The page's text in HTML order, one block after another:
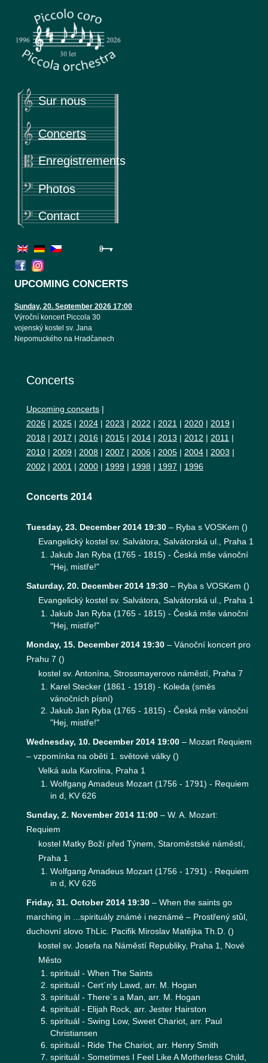
Piccola
Piccolo coro & Piccola orchestra
Sur nous
Concerts
Enregistrements
Photos
Contact
UPCOMING CONCERTS
Sunday, 20. September 2026 17:00
Výroční koncert Piccola 30
vojenský kostel sv. Jana
Nepomuckého na Hradčanech
Concerts
Upcoming concerts |
2026 | 2025 | 2024 | 2023 | 2022 | 2021 | 2020 | 2019 |
2018 | 2017 | 2016 | 2015 | 2014 | 2013 | 2012 | 2011 |
2010 | 2009 | 2008 | 2007 | 2006 | 2005 | 2004 | 2003 |
2002 | 2001 | 2000 | 1999 | 1998 | 1997 | 1996
Concerts 2014
Tuesday, 23. December 2014 19:30 – Ryba s VOSKem ()
Evangelický kostel sv. Salvátora, Salvátorská ul., Praha 1
Jakub Jan Ryba (1765 - 1815) - Česká mše vánoční
"Hej, mistře!"
Saturday, 20. December 2014 19:30 – Ryba s VOSKem ()
Evangelický kostel sv. Salvátora, Salvátorská ul., Praha 1
Jakub Jan Ryba (1765 - 1815) - Česká mše vánoční
"Hej, mistře!"
Monday, 15. December 2014 19:30 – Vánoční koncert pro
Prahu 7 ()
kostel sv. Antonína, Strossmayerovo náměstí, Praha 7
Karel Stecker (1861 - 1918) - Koleda (směs
vánočních písní)
Jakub Jan Ryba (1765 - 1815) - Česká mše vánoční
"Hej, mistře!"
Wednesday, 10. December 2014 19:00 – Mozart Requiem
– vzpomínka na oběti 1. světové války ()
Velká aula Karolina, Praha 1
Wolfgang Amadeus Mozart (1756 - 1791) - Requiem
in d, KV 626
Sunday, 2. November 2014 11:00 – W. A. Mozart:
Requiem
kostel Matky Boží před Týnem, Staroměstské náměstí,
Praha 1
Wolfgang Amadeus Mozart (1756 - 1791) - Requiem
in d, KV 626
Friday, 31. October 2014 19:30 – When the saints go
marching in ...spirituály známé i neznámé – Prostřený stůl,
duchovní slovo ThLic. Pacifik Miroslav Matějka Th.D. ()
kostel sv. Josefa na Náměstí Republiky, Praha 1, Nové
Město
spirituál - When The Saints
spirituál - Cert´nly Lawd, arr. M. Hogan
spirituál - There´s a Man, arr. M. Hogan
spirituál - Elijah Rock, arr. Jester Hairston
spirituál - Swing Low, Sweet Chariot, arr. Paul
Christiansen
spirituál - Ride The Chariot, arr. Henry Smith
spirituál - Sometimes I Feel Like A Motherless Child,